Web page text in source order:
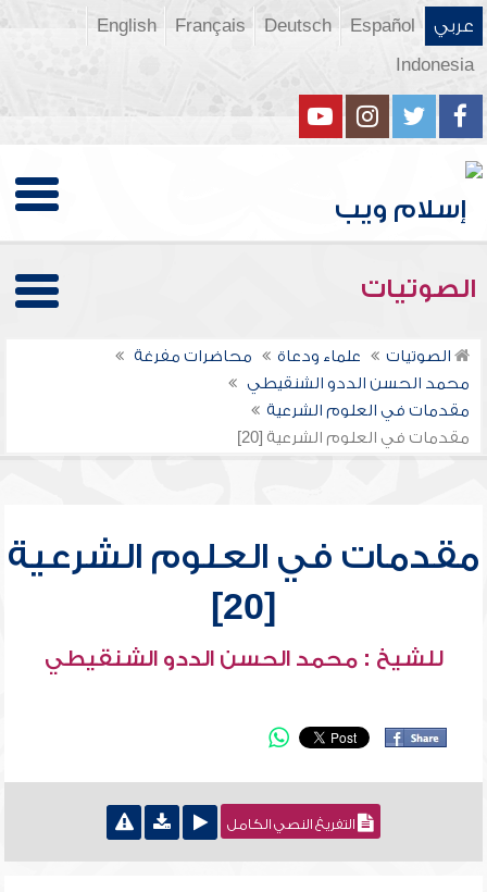
عربي Español
Deutsch
Français
English
Indonesia
الصوتيات
الصوتيات علماء ودعاة
محاضرات مفرغة
محمد الحسن الددو الشنقيطي
مقدمات في العلوم الشرعية
مقدمات في العلوم الشرعية [20]
مقدمات في العلوم الشرعية
[20]
للشيخ : محمد الحسن الددو الشنقيطي
التفريغ النصي الكامل